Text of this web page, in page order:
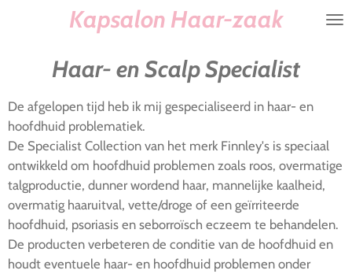
Kapsalon Haar-zaak
Haar- en Scalp Specialist
De afgelopen tijd heb ik mij gespecialiseerd in haar- en
hoofdhuid problematiek.
De Specialist Collection van het merk Finnley's is speciaal
ontwikkeld om hoofdhuid problemen zoals roos, overmatige
talgproductie, dunner wordend haar, mannelijke kaalheid,
overmatig haaruitval, vette/droge of een geïrriteerde
hoofdhuid, psoriasis en seborroïsch eczeem te behandelen.
De producten verbeteren de conditie van de hoofdhuid en
houdt eventuele haar- en hoofdhuid problemen onder